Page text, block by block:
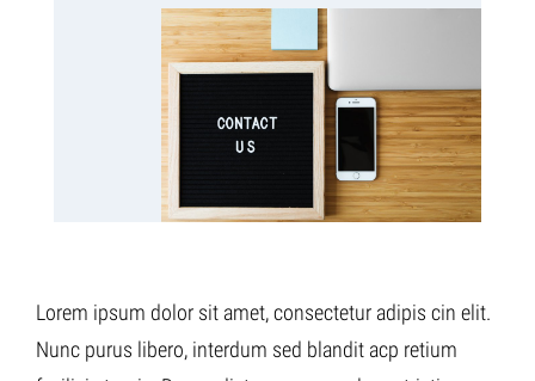
Lorem ipsum dolor sit amet, consectetur adipis cin elit.
Nunc purus libero, interdum sed blandit acp retium